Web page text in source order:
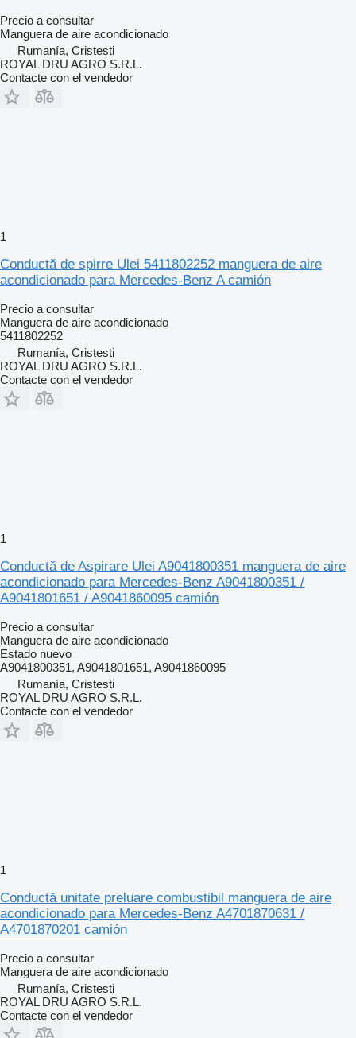
Precio a consultar
Manguera de aire acondicionado
Rumanía, Cristesti
ROYAL DRU AGRO S.R.L.
Contacte con el vendedor
1
Conductă de spirre Ulei 5411802252 manguera de aire
acondicionado para Mercedes-Benz A camión
Precio a consultar
Manguera de aire acondicionado
5411802252
Rumanía, Cristesti
ROYAL DRU AGRO S.R.L.
Contacte con el vendedor
1
Conductă de Aspirare Ulei A9041800351 manguera de aire
acondicionado para Mercedes-Benz A9041800351 /
A9041801651 / A9041860095 camión
Precio a consultar
Manguera de aire acondicionado
Estado nuevo
A9041800351, A9041801651, A9041860095
Rumanía, Cristesti
ROYAL DRU AGRO S.R.L.
Contacte con el vendedor
1
Conductă unitate preluare combustibil manguera de aire
acondicionado para Mercedes-Benz A4701870631 /
A4701870201 camión
Precio a consultar
Manguera de aire acondicionado
Rumanía, Cristesti
ROYAL DRU AGRO S.R.L.
Contacte con el vendedor